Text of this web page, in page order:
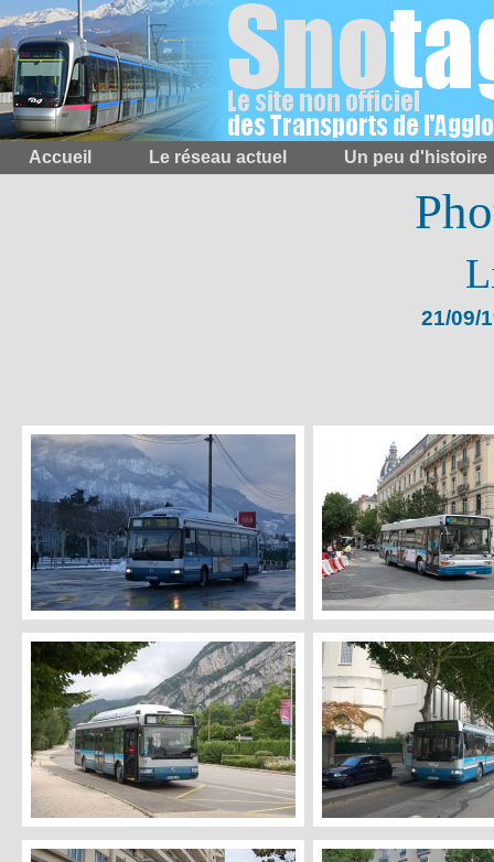
Accueil Le réseau actuel Un peu d'histoire
21/09/